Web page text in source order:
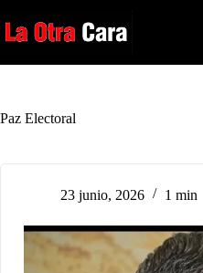
al
contenido
Paz Electoral
23 junio, 2026 1 min